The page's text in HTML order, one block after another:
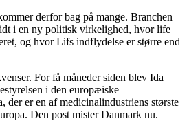
derfor bag på mange. Branchen
i en ny politisk virkelighed, hvor life
og hvor Lifs indflydelse er større end
For få måneder siden blev Ida
i den europæiske
der er en af medicinalindustriens største
Den post mister Danmark nu.